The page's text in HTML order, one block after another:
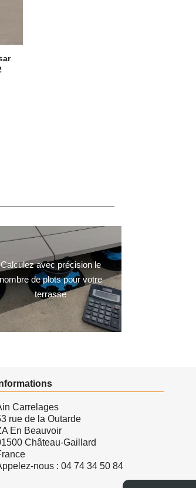
Calculez avec précision le
nombre de plots pour votre
terrasse
Carrelages
rue de la Outarde
En Beauvoir
Château-Gaillard
nous : 04 74 34 50 84